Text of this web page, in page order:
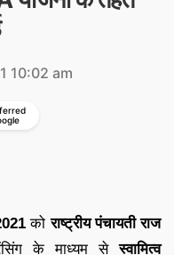
10:02 am
कोराष्ट्रीय पंचायती राज
के माध्यम सेस्वामित्व